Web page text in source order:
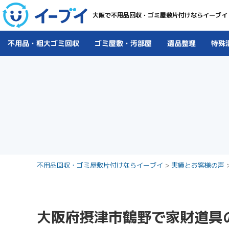
大阪で不用品回収・ゴミ屋敷片付けならイーブ
不用品・粗大ゴミ回収 ゴミ屋敷・汚部屋 遺品整理 特殊
不用品回収・ゴミ屋敷片付けならイーブイ > 実績とお客様の声
大阪府摂津市鶴野で家財道